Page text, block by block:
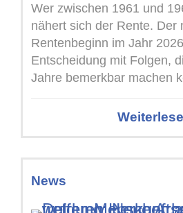
Wer zwischen 1961 und
nähert sich der Rente. Der
Rentenbeginn im Jahr
Entscheidung mit Folgen,
Jahre bemerkbar machen
Abschläge, ...
News